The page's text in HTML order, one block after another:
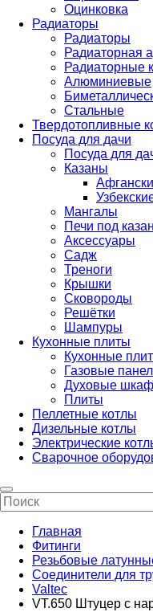
Оцинковка
Радиаторы
Радиаторы
Радиаторная
Радиаторные
Алюминиевые
Стальные
Твердотопливные
Посуда для дачи
Посуда для
Казаны
Мангалы
Печи под казан
Аксессуары
Садж
Треноги
Крышки
Сковороды
Решётки
Шампуры
Кухонные плиты
Кухонные
Газовые
Духовые
Плиты
Пеллетные котлы
Дизельные котлы
Электрические
Сварочное
Главная
Фитинги
Резьбовые
Соединители для
Valtec
VT.650 Штуцер с